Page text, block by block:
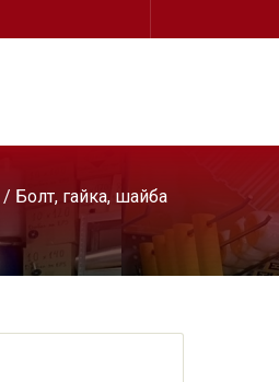
/ Болт, гайка, шайба